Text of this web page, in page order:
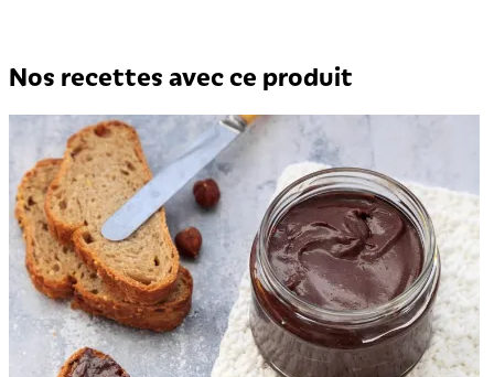
Nos recettes avec ce produit